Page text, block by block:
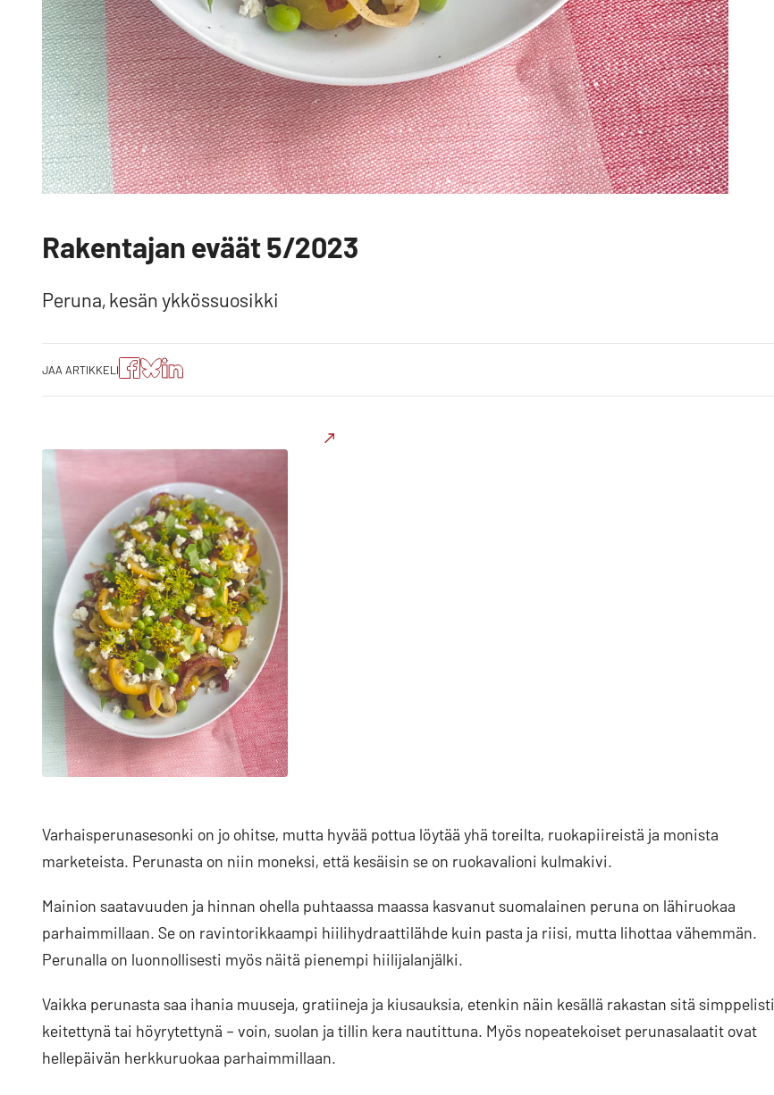
Rakentajan eväät 5/2023
Peruna, kesän ykkössuosikki
JAA ARTIKKELI
JaaJaaJako:
Varhaisperunasesonki on jo ohitse, mutta hyvää pottua löytää yhä toreilta, ruokapiireistä ja monista
marketeista. Perunasta on niin moneksi, että kesäisin se on ruokavalioni kulmakivi.
Mainion saatavuuden ja hinnan ohella puhtaassa maassa kasvanut suomalainen peruna on lähiruokaa
parhaimmillaan. Se on ravintorikkaampi hiilihydraattilähde kuin pasta ja riisi, mutta lihottaa vähemmän.
Perunalla on luonnollisesti myös näitä pienempi hiilijalanjälki.
Vaikka perunasta saa ihania muuseja, gratiineja ja kiusauksia, etenkin näin kesällä rakastan sitä simppelisti
keitettynä tai höyrytettynä – voin, suolan ja tillin kera nautittuna. Myös nopeatekoiset perunasalaatit ovat
hellepäivän herkkuruokaa parhaimmillaan.